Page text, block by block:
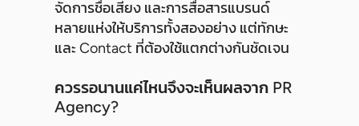
จัดการชื่อเสียง และการสื่อสารแบรนด์
หลายแห่งให้บริการทั้งสองอย่าง แต่ทักษะ
และ Contact ที่ต้องใช้แตกต่างกันชัดเจน
ควรรอนานแค่ไหนจึงจะเห็นผลจาก PR
Agency?